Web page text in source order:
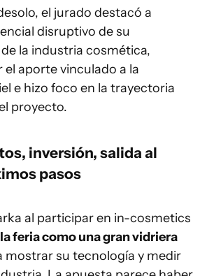
el jurado destacó a
disruptivo de su
la industria cosmética,
aporte vinculado a la
e hizo foco en la trayectoria
proyecto.
inversión, salida al
pasos
al participar en in-cosmetics
feria como una gran vidriera
mostrar su tecnología y medir